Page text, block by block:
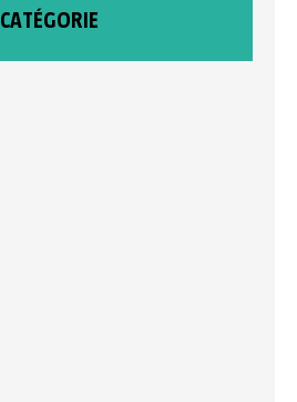
CATÉGORIE